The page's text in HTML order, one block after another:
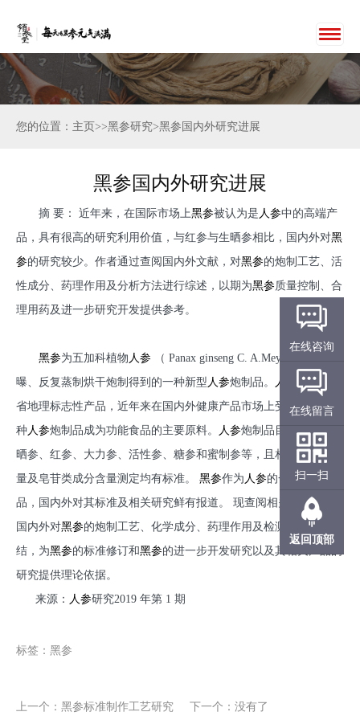
您的位置：主页>>黑参研究>黑参国内外研究进展
黑参国内外研究进展
摘 要： 近年来，在国际市场上黑参被认为是 人参中的高端产
品，具有很高的研究利用价值，与红参与生晒参相比，国内外对黑
参的研究较少。作者通过查阅国内外文献，对黑参的炮制工艺、活
性成分、药理作用及分析方法进行综述，以期为黑参 质量控制、合
理用药及进一步研究开发提供参考。
黑参为五加科植物 人参 （ Panax ginseng C. A.Mey ）经九蒸九
曝、反复蒸制烘干炮制得到的一种新型 人参炮制品。 人参
作为吉林
省地理标志性产品，近年来在国内外健康产品市场上受到重视，多
种 人参炮制品成为功能食品的主要原料。 人参炮制品目前主要有生
晒参、红参、大力参、活性参、糖参和蜜制参等，且相应的分等质
量及皂苷类成分含量测定均有标准。 黑参作为 人参的一种新炮制
品，国内外对其标准及相关研究鲜有报道。 现查阅相关文献，将
国内外对黑参的炮制工艺、化学成分、药理作用及检测方法进行总
结，为黑参的标准修订和黑参的进一步开发研究以及其相关产品的
研究提供理论依据。
来源： 人参研究2019 年第 1 期
标签：黑参
上一个： 黑参标准制作工艺研究 下一个： 没有了
在线咨询
在线留言
扫一扫
返回顶部